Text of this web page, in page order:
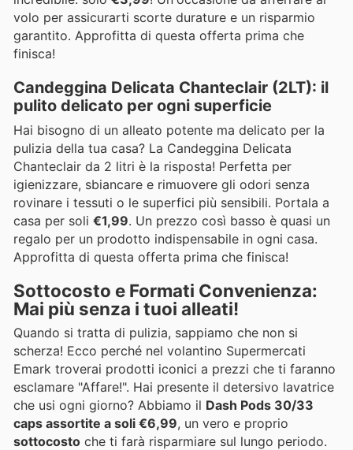
volo per assicurarti scorte durature e un risparmio
garantito. Approfitta di questa offerta prima che
finisca!
Candeggina Delicata Chanteclair (2LT): il
pulito delicato per ogni superficie
Hai bisogno di un alleato potente ma delicato per la
pulizia della tua casa? La Candeggina Delicata
Chanteclair da 2 litri è la risposta! Perfetta per
igienizzare, sbiancare e rimuovere gli odori senza
rovinare i tessuti o le superfici più sensibili. Portala a
casa per soli €1,99. Un prezzo così basso è quasi un
regalo per un prodotto indispensabile in ogni casa.
Approfitta di questa offerta prima che finisca!
Sottocosto e Formati Convenienza:
Mai più senza i tuoi alleati!
Quando si tratta di pulizia, sappiamo che non si
scherza! Ecco perché nel volantino Supermercati
Emark troverai prodotti iconici a prezzi che ti faranno
esclamare "Affare!". Hai presente il detersivo lavatrice
che usi ogni giorno? Abbiamo il Dash Pods 30/33
caps assortite a soli €6,99, un vero e proprio
sottocosto che ti farà risparmiare sul lungo periodo.